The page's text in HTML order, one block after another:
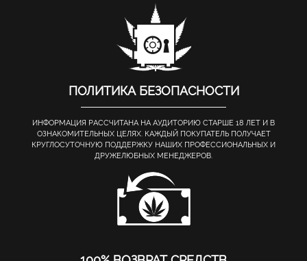
ПОЛИТИКА БЕЗОПАСНОСТИ
ИНФОРМАЦИЯ РАССЧИТАНА НА АУДИТОРИЮ СТАРШЕ 18 ЛЕТ И В
ОЗНАКОМИТЕЛЬНЫХ ЦЕЛЯХ. КАЖДЫЙ ПОКУПАТЕЛЬ ПОЛУЧАЕТ
КРУГЛОСУТОЧНУЮ ПОДДЕРЖКУ НАШИХ ПРОФЕССИОНАЛЬНЫХ И
ДРУЖЕЛЮБНЫХ МЕНЕДЖЕРОВ.